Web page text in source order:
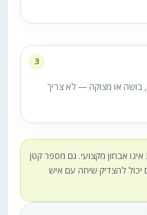
3
בושה או מצוקה — לא צריך
אבחון מקצועי. גם מספר קטן
להצדיק שיחה עם איש